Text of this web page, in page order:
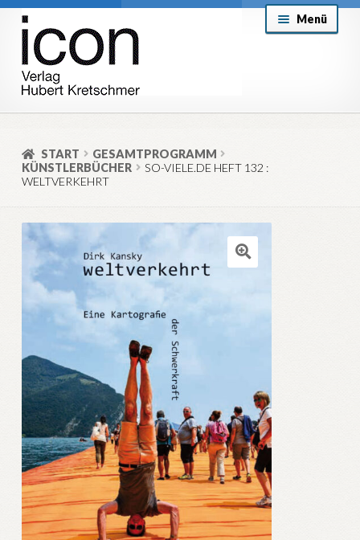
Zur
Navigation
springen
Zum
Inhalt
springen
Menü
About
Versand & Lieferung
Allgemeine Geschäftsbedingungen
Aktuell
START
GESAMTPROGRAMM
KÜNSTLERBÜCHER
SO-VIELE.DE HEFT 132 :
WELTVERKEHRT